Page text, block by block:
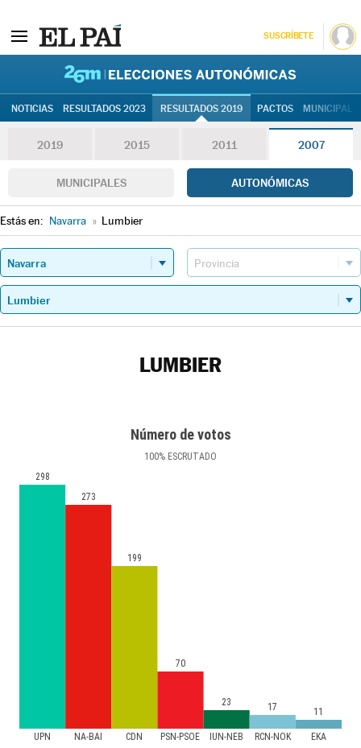
SUSCRÍBETE
NOTICIAS RESULTADOS 2023 RESULTADOS 2019 PACTOS
2019 2015 2011 2007
MUNICIPALES AUTONÓMICAS
Estás en: Navarra » Lumbier
LUMBIER
Número de votos
100% ESCRUTADO
UPN NA-BAI CDN PSN-PSOE IUN-NEB RCN-NOK EKA
298
273
199
70
23 17 11